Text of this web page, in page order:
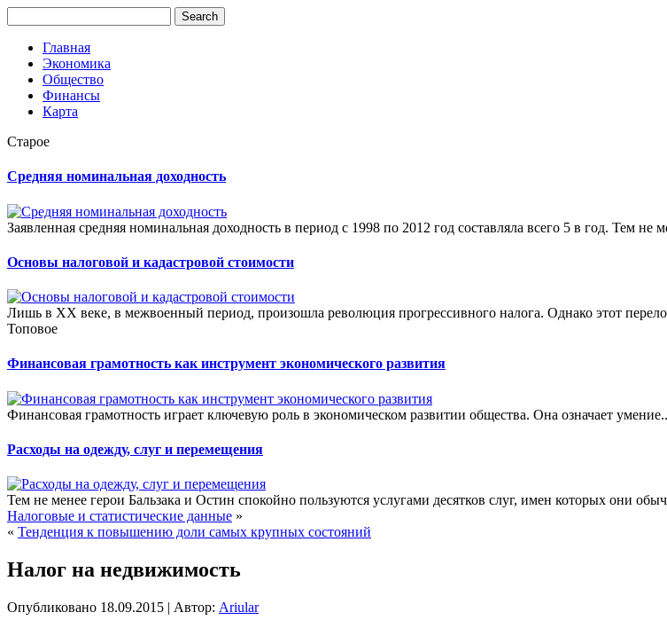
Главная
Экономика
Общество
Финансы
Карта
Старое
Средняя номинальная доходность
Заявленная средняя номинальная доходность в период с 1998 по 2012 год составляла всего 5 в год. Тем не
Основы налоговой и кадастровой стоимости
Лишь в XX веке, в межвоенный период, произошла революция прогрессивного налога. Однако этот
Топовое
Финансовая грамотность как инструмент экономического развития
Финансовая грамотность играет ключевую роль в экономическом развитии общества. Она означает
Расходы на одежду, слуг и перемещения
Тем не менее герои Бальзака и Остин спокойно пользуются услугами десятков слуг, имен которых они
Налоговые и статистические данные »
« Тенденция к повышению доли самых крупных состояний
Налог на недвижимость
Опубликовано 18.09.2015 | Автор: Ariular